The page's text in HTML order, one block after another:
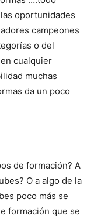
oportunidades
campeones
o del
cualquier
muchas
da un poco
de formación? A
O a algo de la
poco más se
formación que se